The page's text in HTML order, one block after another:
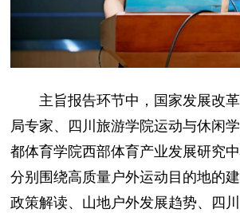
主旨报告环节中，国家发展改
局专家、四川旅游学院运动与休闲
都体育学院西部体育产业发展研究
分别围绕高质量户外运动目的地的建
政策解读、山地户外发展趋势、四